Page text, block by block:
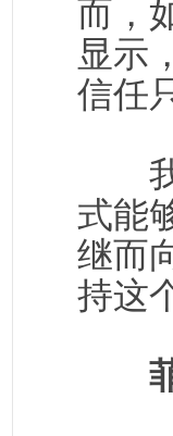
而，
显示
信任
我
式能
继而
持这